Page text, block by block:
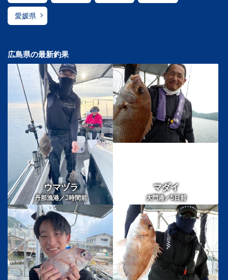
愛媛県
広島県の最新釣果
ウマヅラ
丹那漁港／3時間前
マダイ
大門港／5日前